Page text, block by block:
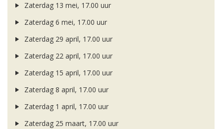
Zaterdag 13 mei, 17.00 uur
Zaterdag 6 mei, 17.00 uur
Zaterdag 29 april, 17.00 uur
Zaterdag 22 april, 17.00 uur
Zaterdag 15 april, 17.00 uur
Zaterdag 8 april, 17.00 uur
Zaterdag 1 april, 17.00 uur
Zaterdag 25 maart, 17.00 uur